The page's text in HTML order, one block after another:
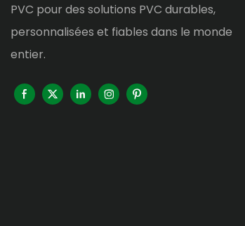
PVC pour des solutions PVC durables,
personnalisées et fiables dans le monde
entier.